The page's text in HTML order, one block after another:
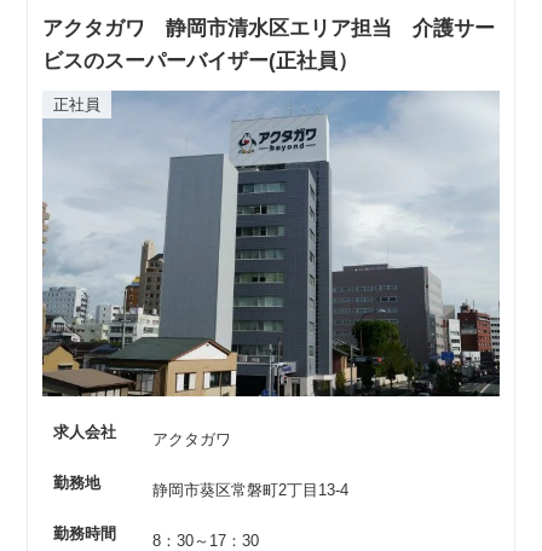
アクタガワ 静岡市清水区エリア担当 介護サー
ビスのスーパーバイザー(正社員）
正社員
求人会社 アクタガワ
勤務地 静岡市葵区常磐町2丁目13-4
勤務時間
8：30～17：30